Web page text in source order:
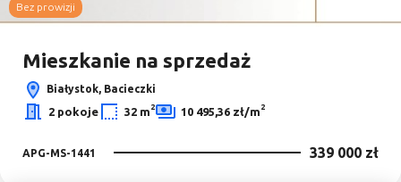
Bez prowizji
Mieszkanie na sprzedaż
Białystok, Bacieczki
2 pokoje 32 m2 10 495,36 zł/m2
APG-MS-1441 339 000 zł